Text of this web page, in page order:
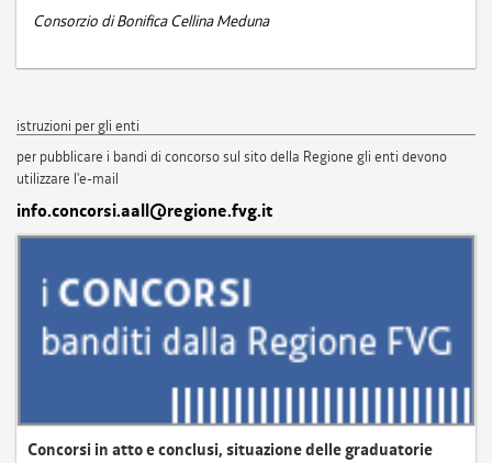
Consorzio di Bonifica Cellina Meduna
istruzioni per gli enti
per pubblicare i bandi di concorso sul sito della Regione gli enti devono
utilizzare l'e-mail
info.concorsi.aall@regione.fvg.it
Concorsi in atto e conclusi, situazione delle graduatorie